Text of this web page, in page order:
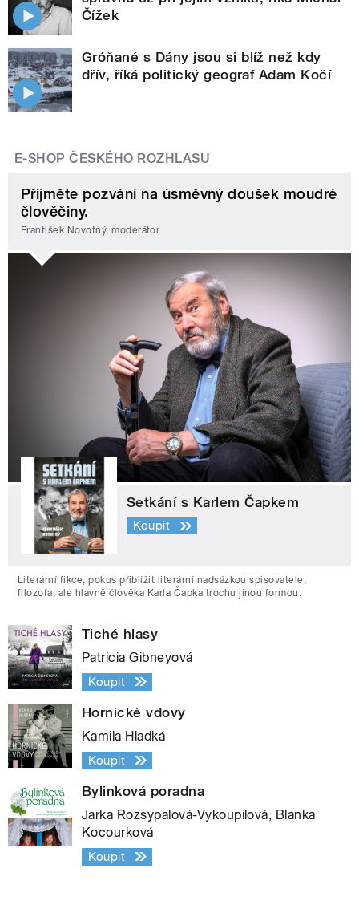
Čížek
Gróňané s Dány jsou si blíž než kdy
dřív, říká politický geograf Adam Kočí
E-SHOP ČESKÉHO ROZHLASU
Přijměte pozvání na úsměvný doušek moudré
člověčiny.
František Novotný, moderátor
Setkání s Karlem Čapkem
Koupit
Literární fikce, pokus přiblížit literární nadsázkou spisovatele,
filozofa, ale hlavně člověka Karla Čapka trochu jinou formou.
Tiché hlasy
Patricia Gibneyová
Koupit
Hornické vdovy
Kamila Hladká
Koupit
Bylinková poradna
Jarka Rozsypalová-Vykoupilová, Blanka
Kocourková
Koupit